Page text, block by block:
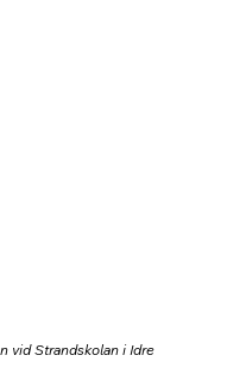
vid Strandskolan i Idre